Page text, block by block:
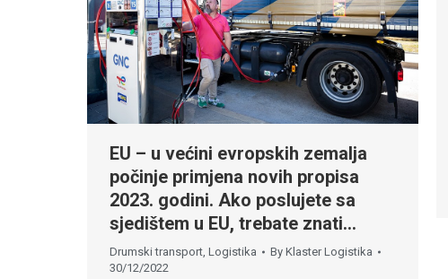
EU – u većini evropskih zemalja
počinje primjena novih propisa
2023. godini. Ako poslujete sa
sjedištem u EU, trebate znati…
Drumski transport, Logistika By Klaster Logistika
30/12/2022